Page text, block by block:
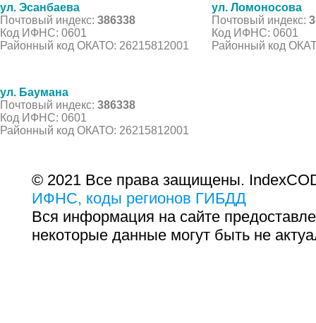
ул. Эсанбаева
Почтовый индекс: 386338
Код ИФНС: 0601
Районный код ОКАТО: 26215812001
ул. Ломоносова
Почтовый индекс:
Код ИФНС: 0601
Районный код
ул. Баумана
Почтовый индекс: 386338
Код ИФНС: 0601
Районный код ОКАТО: 26215812001
© 2021 Все права защищены.
ИФНС, коды регионов ГИБДД
Вся информация на сайте
некоторые данные могут быть не